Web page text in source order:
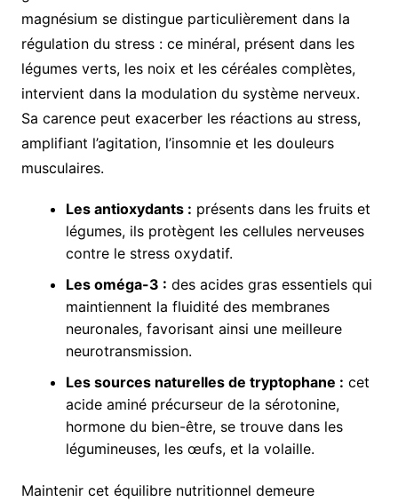
magnésium se distingue particulièrement dans la
régulation du stress : ce minéral, présent dans les
légumes verts, les noix et les céréales complètes,
intervient dans la modulation du système nerveux.
Sa carence peut exacerber les réactions au stress,
amplifiant l’agitation, l’insomnie et les douleurs
musculaires.
Les antioxydants : présents dans les fruits et
légumes, ils protègent les cellules nerveuses
contre le stress oxydatif.
Les oméga-3 : des acides gras essentiels qui
maintiennent la fluidité des membranes
neuronales, favorisant ainsi une meilleure
neurotransmission.
Les sources naturelles de tryptophane : cet
acide aminé précurseur de la sérotonine,
hormone du bien-être, se trouve dans les
légumineuses, les œufs, et la volaille.
Maintenir cet équilibre nutritionnel demeure